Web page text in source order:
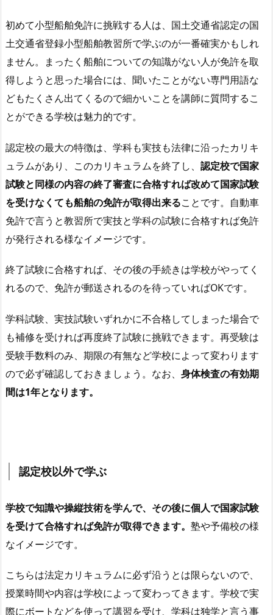
初めて小型船舶免許に挑戦する人は、国土交通省認定の国
土交通省登録小型船舶教習所で学ぶのが一番確実かもしれ
ません。まったく船舶についての知識がない人が免許を取
得しようと思った場合には、聞いたことがない専門用語な
どもたくさん出てくるので細かいことを講師に質問するこ
とができる学校は魅力的です。
認定校の最大の特徴は、学科も実技も法律に沿ったカリキ
ュラムがあり、このカリキュラムを終了し、 認定校で国家
試験と同様の内容の終了審査に合格すれば改めて国家試験
を受けなくても船舶の免許が取得出来ることです。自動車
免許で言うと教習所で実技と学科の試験に合格すれば免許
が発行される様なイメージです。
終了試験に合格すれば、その後の手続きは学校がやってく
れるので、免許が郵送されるのを待っていればOKです。
学科試験、実技試験いずれかに不合格してしまった場合で
も補修を受ければ再度終了試験に挑戦できます。再受験は
受験手数料のみ、期限の有無など学校によって変わります
ので必ず確認しておきましょう。なお、 身体検査の有効期
間は1年となります。
認定校以外で学ぶ
学校で知識や操縦技術を学んで、その後に個人で国家試験
を受けて合格すれば免許が取得できます。 塾や予備校の様
なイメージです。
こちらは法定カリキュラムに必ず沿うとは限らないので、
授業時間や内容は学校によって変わってきます。学校で実
際にボートなどを使って講習を受け、学科は独学と言う事